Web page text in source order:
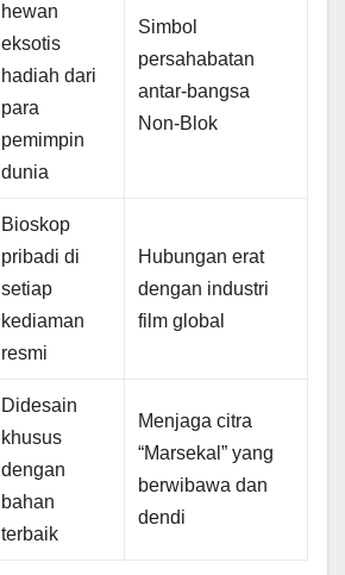
hewan
eksotis
hadiah dari
para
pemimpin
dunia
Simbol
persahabatan
antar-bangsa
Non-Blok
Bioskop
pribadi di
setiap
kediaman
resmi
Hubungan erat
dengan industri
film global
Didesain
khusus
dengan
bahan
terbaik
Menjaga citra
“Marsekal” yang
berwibawa dan
dendi